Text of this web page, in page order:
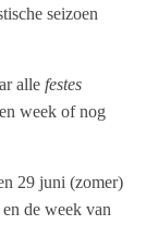
seizoen
alle festes
week of nog
29 juni (zomer)
de week van